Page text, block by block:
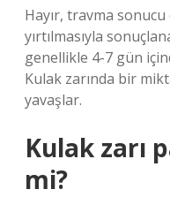
Hayır, travma
yırtılmasıyla
genellikle 4-7 gün
Kulak zarında bir
yavaşlar.
Kulak zarı
mi?